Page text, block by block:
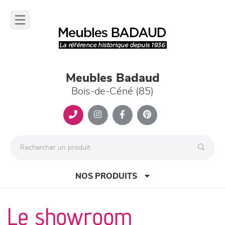
Meubles Badaud
Bois-de-Céné (85)
NOS PRODUITS
Le showroom